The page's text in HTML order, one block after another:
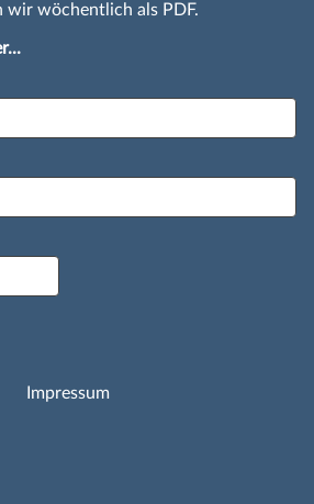
wir wöchentlich als PDF.
Impressum